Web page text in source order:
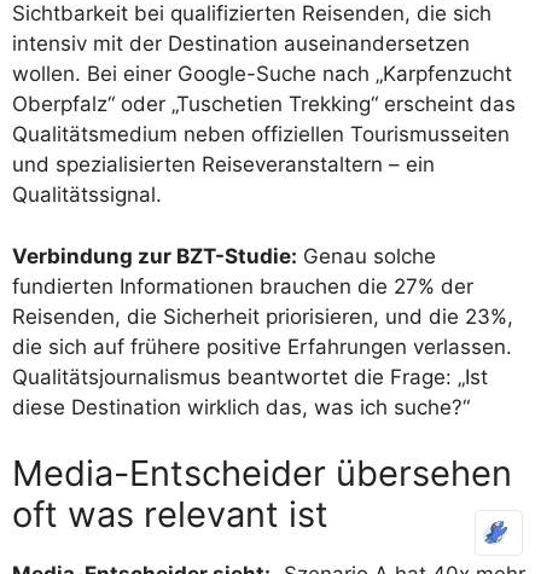
Sichtbarkeit bei qualifizierten Reisenden, die sich
intensiv mit der Destination auseinandersetzen
wollen. Bei einer Google-Suche nach „Karpfenzucht
Oberpfalz“ oder „Tuschetien Trekking“ erscheint das
Qualitätsmedium neben offiziellen Tourismusseiten
und spezialisierten Reiseveranstaltern – ein
Qualitätssignal.
Verbindung zur BZT-Studie: Genau solche
fundierten Informationen brauchen die 27% der
Reisenden, die Sicherheit priorisieren, und die 23%,
die sich auf frühere positive Erfahrungen verlassen.
Qualitätsjournalismus beantwortet die Frage: „Ist
diese Destination wirklich das, was ich suche?“
Media-Entscheider übersehen
oft was relevant ist